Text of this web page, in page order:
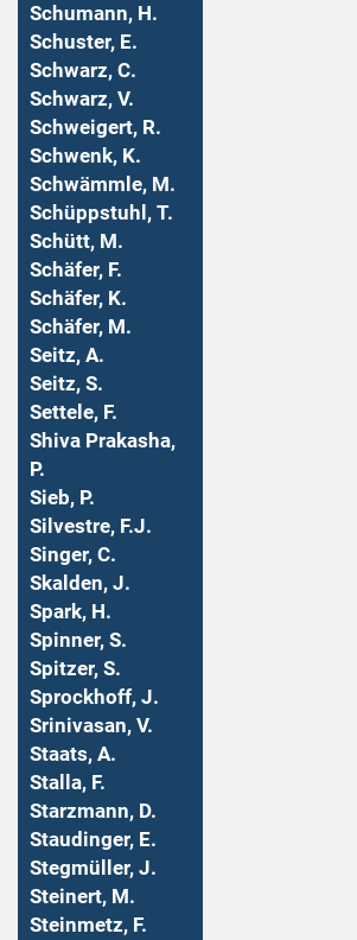
Schumann, H.
Schuster, E.
Schwarz, C.
Schwarz, V.
Schweigert, R.
Schwenk, K.
Schwämmle, M.
Schüppstuhl, T.
Schütt, M.
Schäfer, F.
Schäfer, K.
Schäfer, M.
Seitz, A.
Seitz, S.
Settele, F.
Shiva Prakasha,
P.
Sieb, P.
Silvestre, F.J.
Singer, C.
Skalden, J.
Spark, H.
Spinner, S.
Spitzer, S.
Sprockhoff, J.
Srinivasan, V.
Staats, A.
Stalla, F.
Starzmann, D.
Staudinger, E.
Stegmüller, J.
Steinert, M.
Steinmetz, F.